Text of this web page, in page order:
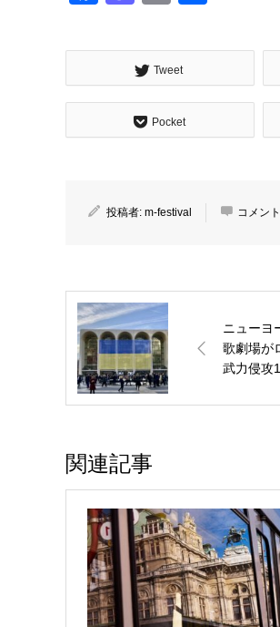
Tweet
Pocket
投稿者: m-festival コメン
ニューヨ
歌劇場が
武力侵攻
関連記事